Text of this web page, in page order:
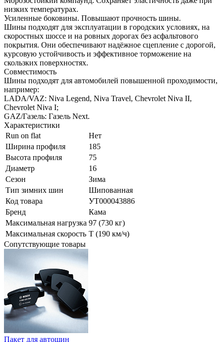
низких температурах.
Усиленные боковины. Повышают прочность шины.
Шины подходят для эксплуатации в городских условиях, на
скоростных шоссе и на ровных дорогах без асфальтового
покрытия. Они обеспечивают надёжное сцепление с дорогой,
курсовую устойчивость и эффективное торможение на
скользких поверхностях.
Совместимость
Шины подходят для автомобилей повышенной проходимости,
например:
LADA/VAZ: Niva Legend, Niva Travel, Chevrolet Niva II,
Chevrolet Niva I;
GAZ/Газель: Газель Next.
Характеристики
Run on flat
Нет
Ширина профиля
185
Высота профиля
75
Диаметр
16
Сезон
Зима
Тип зимних шин
Шипованная
Код товара
УТ000043886
Бренд
Кама
Максимальная нагрузка 97 (730 кг)
Максимальная скорость T (190 км/ч)
Сопутствующие товары
Пакет для автошин